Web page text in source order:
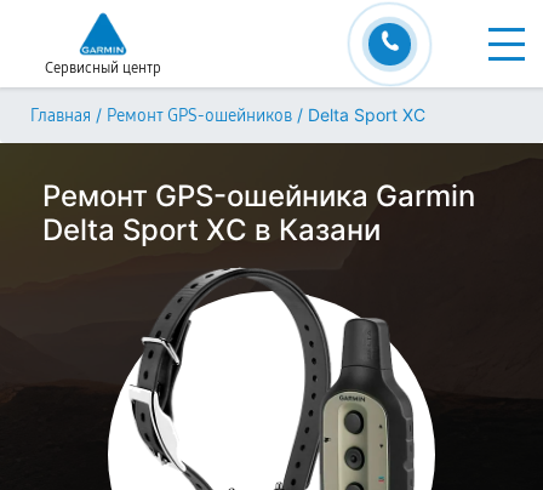
Сервисный центр
Главная / Ремонт GPS-ошейников / Delta Sport XC
Ремонт GPS-ошейника Garmin
Delta Sport XC в Казани